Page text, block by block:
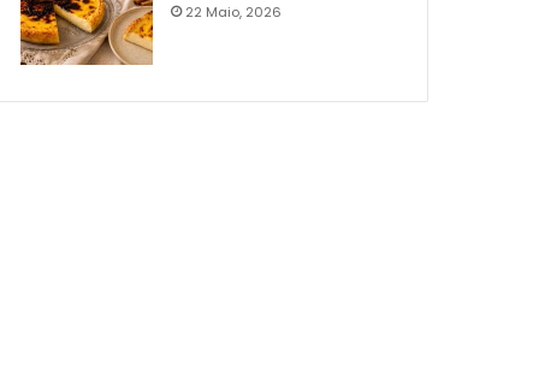
22 Maio, 2026